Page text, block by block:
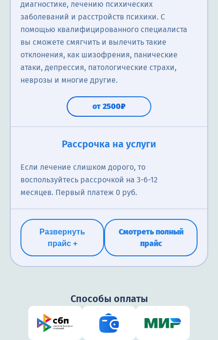
диагностике, лечению психических
заболеваний и расстройств психики. С
помощью квалифицированного специалиста
вы сможете смягчить и вылечить такие
отклонения, как шизофрения, панические
атаки, депрессия, патологические страхи,
неврозы и многие другие.
от 2500₽
Рассрочка на услуги
Если лечение слишком дорого, то
воспользуйтесь рассрочкой на 3-6-12
месяцев. Первый платеж 0 руб.
Развернуть
прайс +
Смотреть полный
прайс
Способы оплаты